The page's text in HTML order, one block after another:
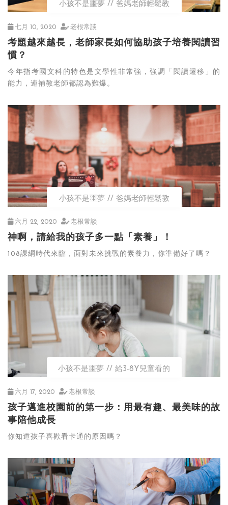
小孩不是噩夢 爸媽老師輕鬆教
七月 10, 2020 老根常談
考題越來越長，老師家長如何協助孩子培養閱讀習
慣？
今年指考國文科的特色是文學性非常強，強調「閱讀遷移」的
能力，連補教老師都認為難爆。
小孩不是噩夢 爸媽老師輕鬆教
六月 22, 2020 老根常談
神啊，請給我的孩子多一點「素養」！
108課綱時代來臨，面對未來挑戰的素養力，你準備好了嗎？
小孩不是噩夢 給3-8Y兒童看的
六月 17, 2020 老根常談
孩子邁進校園前的第一步：用最有趣、最美味的故
事陪他成長
你知道孩子喜歡看卡通的原因嗎？